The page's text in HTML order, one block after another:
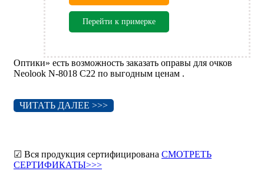
Перейти к примерке
Оптики» есть возможность заказать оправы для очков
Neolook N-8018 C22 по выгодным ценам .
ЧИТАТЬ ДАЛЕЕ >>>
☑ Вся продукция сертифицирована СМОТРЕТЬ
СЕРТИФИКАТЫ>>>